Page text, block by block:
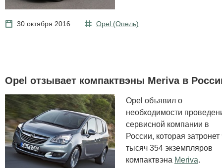
30 октября 2016 Opel (Опель)
Opel отзывает компактвэны Meriva в
Opel объявил о
необходимости
сервисной компании в
России, которая затронет
тысяч 354 экземпляров
компактвэна Meriva.